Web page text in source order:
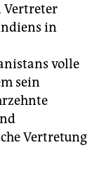
Vertreter
in
volle
sein
Vertretung